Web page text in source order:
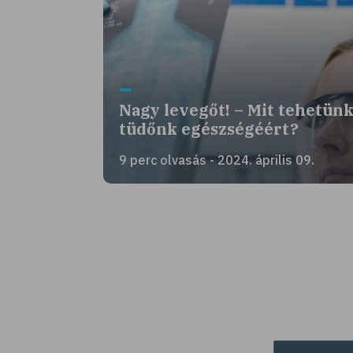
Nagy levegőt! – Mit tehetünk
tüdőnk egészségéért?
9 perc olvasás - 2024. április 09.